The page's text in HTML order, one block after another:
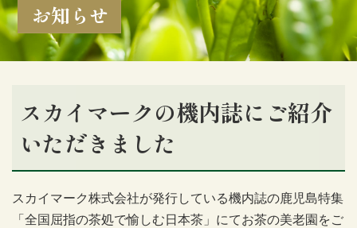
お知らせ
スカイマークの機内誌にご紹介
いただきました
スカイマーク株式会社が発行している機内誌の鹿児島特集
「全国屈指の茶処で愉しむ日本茶」にてお茶の美老園をご